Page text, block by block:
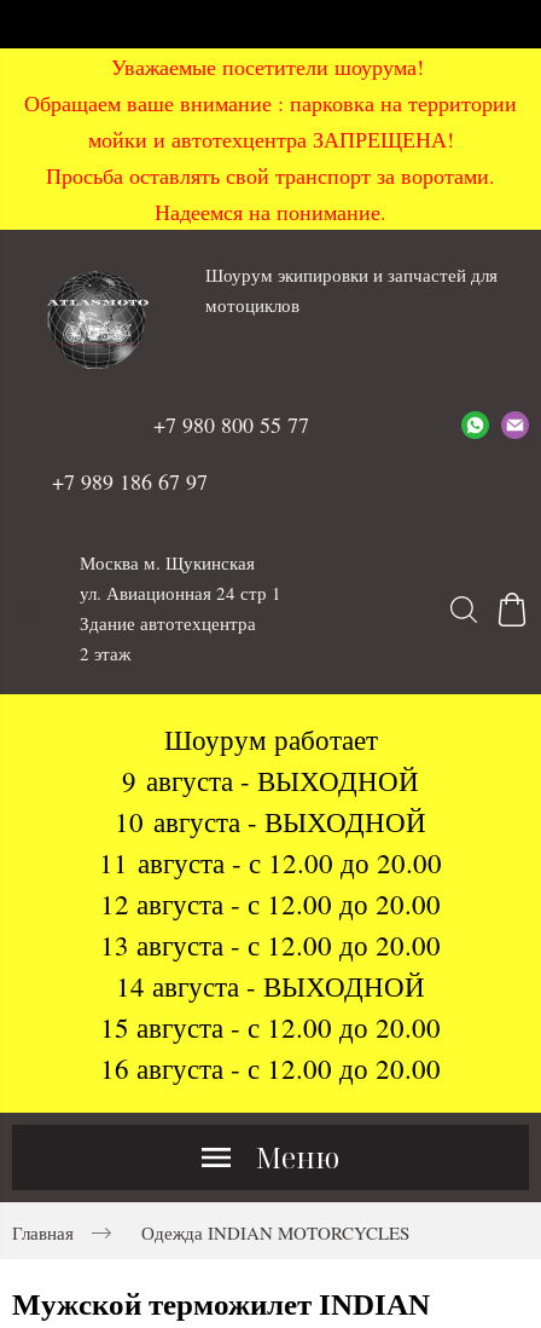
Уважаемые посетители шоурума!
Обращаем ваше внимание : парковка на территории
мойки и автотехцентра ЗАПРЕЩЕНА!
Просьба оставлять свой транспорт за воротами.
Надеемся на понимание.
Шоурум экипировки и запчастей для
мотоциклов
+7 980 800 55 77
+7 989 186 67 97
Москва м. Щукинская
ул. Авиационная 24 стр 1
Здание автотехцентра
2 этаж
Шоурум работает
9 августа - ВЫХОДНОЙ
10 августа - ВЫХОДНОЙ
11 августа - с 12.00 до 20.00
12 августа - с 12.00 до 20.00
13 августа - с 12.00 до 20.00
14 августа - ВЫХОДНОЙ
15 августа - с 12.00 до 20.00
16 августа - с 12.00 до 20.00
Меню
Главная Одежда INDIAN MOTORCYCLES
Мужской терможилет INDIAN